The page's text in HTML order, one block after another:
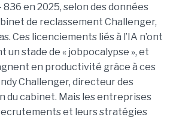
en 2025, selon des données
de reclassement Challenger,
Ces licenciements liés à l’IA n’ont
un stade de « jobpocalypse », et
en productivité grâce à ces
Challenger, directeur des
du cabinet. Mais les entreprises
et leurs stratégies